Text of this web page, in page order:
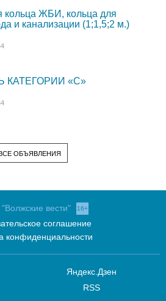
кольца ЖБИ, кольца для
и канализации (1;1,5;2 м.)
КАТЕГОРИИ «C»
ОБЪЯВЛЕНИЯ
вести" 16+
соглашение
конфиденциальности
Яндекс.Дзен
RSS